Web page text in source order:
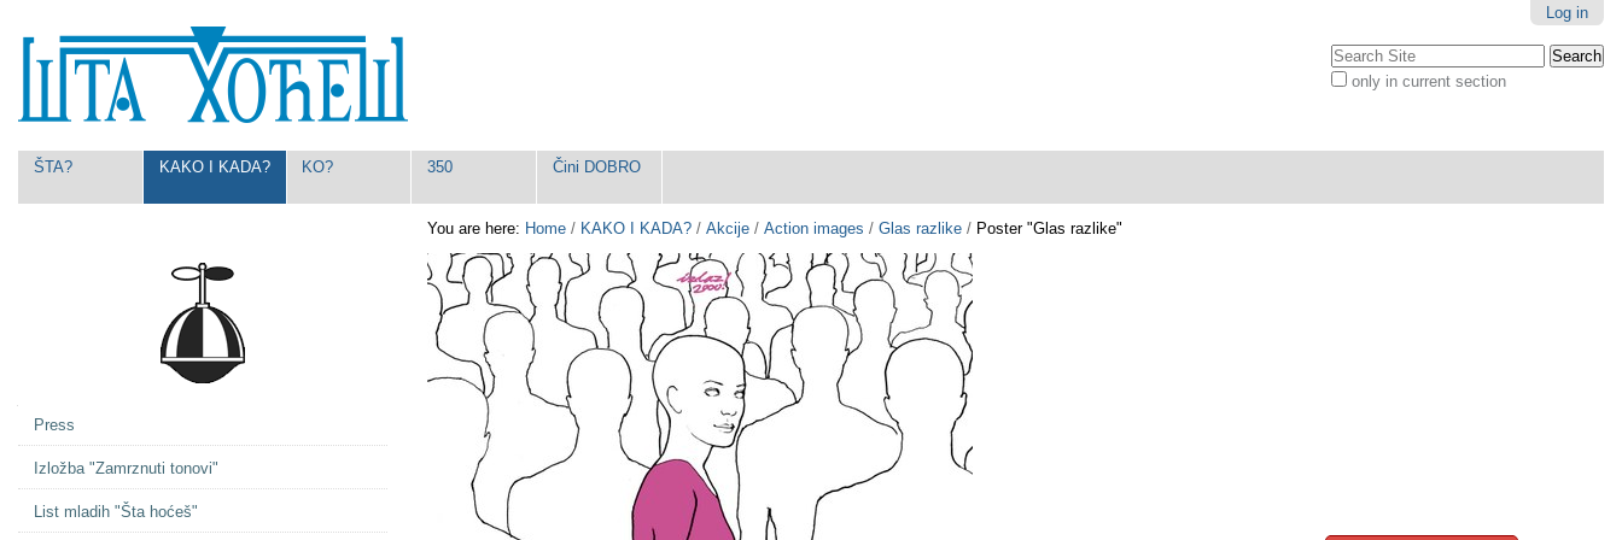
content.
to
Log in
Search Site
only in current section
Navigation
ŠTA? KAKO I KADA? KO? 350 Čini DOBRO
You are here: Home / KAKO I KADA? /Akcije /Action images /Glas razlike / Poster "Glas razlike"
Press
Izložba "Zamrznuti tonovi"
List mladih "Šta hoćeš"